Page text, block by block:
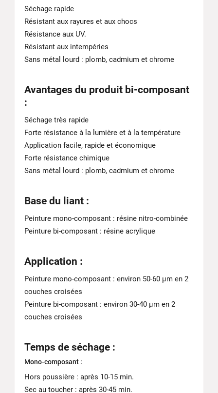
Séchage rapide
Résistant aux rayures et aux chocs
Résistance aux UV.
Résistant aux intempéries
Sans métal lourd : plomb, cadmium et chrome
Avantages du produit bi-composant
:
Séchage très rapide
Forte résistance à la lumière et à la température
Application facile, rapide et économique
Forte résistance chimique
Sans métal lourd : plomb, cadmium et chrome
Base du liant :
Peinture mono-composant : résine nitro-combinée
Peinture bi-composant : résine acrylique
Application :
Peinture mono-composant : environ 50-60 μm en 2
couches croisées
Peinture bi-composant : environ 30-40 μm en 2
couches croisées
Temps de séchage :
Mono-composant :
Hors poussière : après 10-15 min.
Sec au toucher : après 30-45 min.